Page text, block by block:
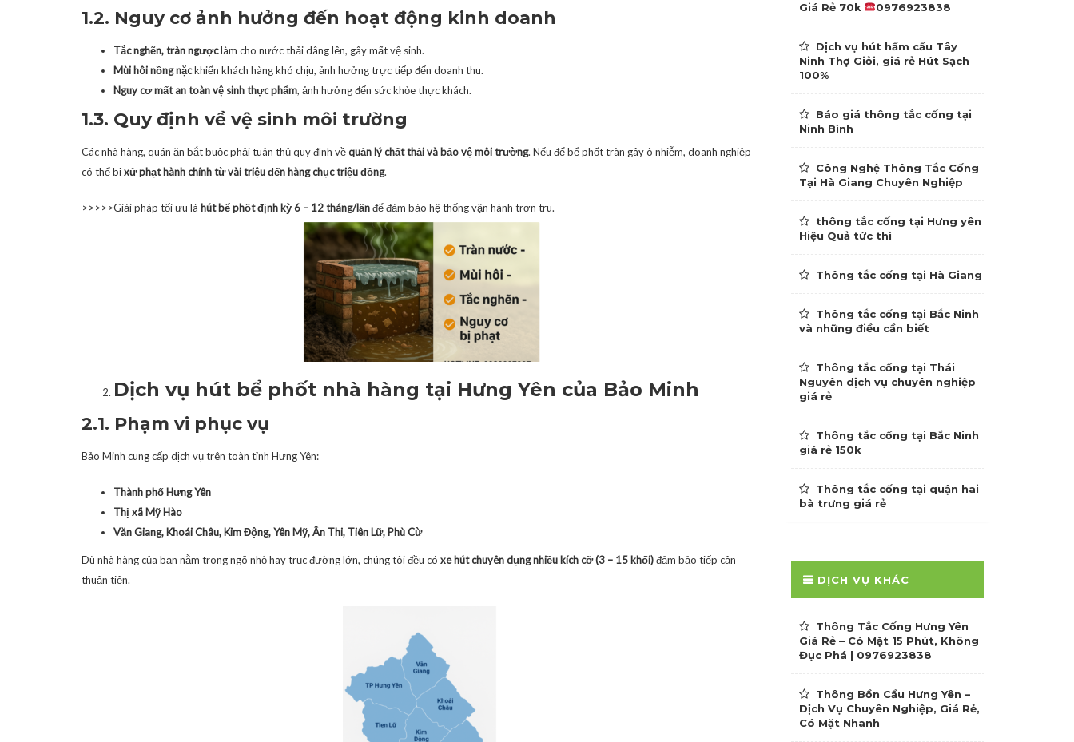
1.2. Nguy cơ ảnh hưởng đến hoạt động kinh doanh
Tắc nghẽn, tràn ngượclàm cho nước thải dâng lên, gây mất vệ sinh.
Mùi hôi nồng nặckhiến khách hàng khó chịu, ảnh hưởng trực tiếp đến doanh thu.
Nguy cơ mất an toàn vệ sinh thực phẩm, ảnh hưởng đến sức khỏe thực khách.
1.3. Quy định về vệ sinh môi trường
Các nhà hàng, quán ăn bắt buộc phải tuân thủ quy định vềquản lý chất thải và bảo vệ môi trường. Nếu để bể phốt tràn gây ô nhiễm, doanh nghiệp
có thể bị xử phạt hành chính từ vài triệu đến hàng chục triệu đồng.
>>>>>Giải pháp tối ưu là hút bể phốt định kỳ 6 – 12 tháng/lầnđể đảm bảo hệ thống vận hành trơn tru.
Dịch vụ hút bể phốt nhà hàng tại Hưng Yên của Bảo Minh
2.1. Phạm vi phục vụ
Bảo Minh cung cấp dịch vụ trên toàn tỉnh Hưng Yên:
Thành phố Hưng Yên
Thị xã Mỹ Hào
Văn Giang, Khoái Châu, Kim Động, Yên Mỹ, Ân Thi, Tiên Lữ, Phù Cừ
Dù nhà hàng của bạn nằm trong ngõ nhỏ hay trục đường lớn, chúng tôi đều có xe hút chuyên dụng nhiều kích cỡ (3 – 15 khối)đảm bảo tiếp cận
thuận tiện.
Giá Rẻ 70k
0976923838
Dịch vụ hút hầm cầu Tây
Ninh Thợ Giỏi, giá rẻ Hút Sạch
100%
Báo giá thông tắc cống tại
Ninh Bình
Công Nghệ Thông Tắc Cống
Tại Hà Giang Chuyên Nghiệp
thông tắc cống tại Hưng yên
Hiệu Quả tức thì
Thông tắc cống tại Hà Giang
Thông tắc cống tại Bắc Ninh
và những điều cần biết
Thông tắc cống tại Thái
Nguyên dịch vụ chuyên nghiệp
giá rẻ
Thông tắc cống tại Bắc Ninh
giá rẻ 150k
Thông tắc cống tại quận hai
bà trưng giá rẻ
DỊCH VỤ KHÁC
Thông Tắc Cống Hưng Yên
Giá Rẻ – Có Mặt 15 Phút, Không
Đục Phá | 0976923838
Thông Bồn Cầu Hưng Yên –
Dịch Vụ Chuyên Nghiệp, Giá Rẻ,
Có Mặt Nhanh